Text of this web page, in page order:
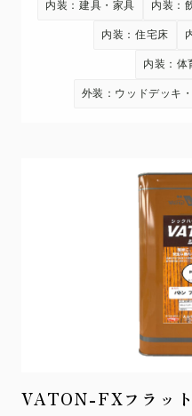
内装：建具・家具 内装：
内装：住宅床
内装：体
外装：ウッドデッキ
VATON-FXフラット